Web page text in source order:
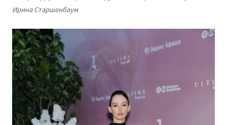
Ирина Старшенбаум